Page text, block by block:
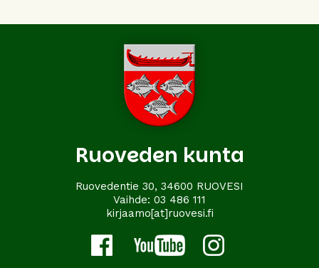
Ruoveden kunta
Ruovedentie 30, 34600 RUOVESI
Vaihde: 03 486 111
kirjaamo[at]ruovesi.fi